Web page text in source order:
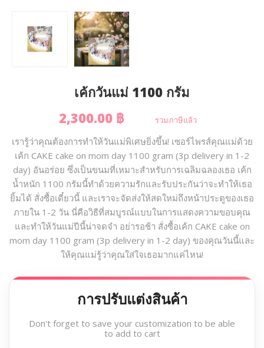
เค้กวันแม่ 1100 กรัม
2,300.00 ฿
รวมภาษีแล้ว
เรารู้ว่าคุณต้องการทำให้วันแม่พิเศษยิ่งขึ้น! เซอร์ไพรส์คุณแม่ด้วย
เค้ก CAKE cake on mom day 1100 gram (3p delivery in 1-2
day) อันอร่อย ซึ่งเป็นขนมที่เหมาะสำหรับการเฉลิมฉลองเธอ เค้ก
น้ำหนัก 1100 กรัมนี้ทำด้วยความรักและรับประกันว่าจะทำให้เธอ
ยิ้มได้ สั่งซื้อเดี๋ยวนี้ และเราจะจัดส่งให้สดใหม่ถึงหน้าประตูของเธอ
ภายใน 1-2 วัน นี่คือวิธีที่สมบูรณ์แบบในการแสดงความขอบคุณ
และทำให้วันแม่ปีนี้น่าจดจำ อย่ารอช้า สั่งซื้อเค้ก CAKE cake on
mom day 1100 gram (3p delivery in 1-2 day) ของคุณวันนี้และ
ให้คุณแม่รู้ว่าคุณใส่ใจเธอมากแค่ไหน!
การปรับแต่งสินค้า
Don't forget to save your customization to be able
to add to cart